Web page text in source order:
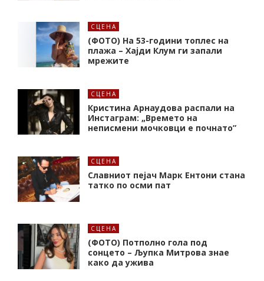
СЦЕНА
(ФОТО) На 53-години топлес на
плажа – Хајди Клум ги запали
мрежите
СЦЕНА
Кристина Арнаудова распали на
Инстаграм: „Времето на
неписмени мочковци е почнато”
СЦЕНА
Славниот пејач Марк Ентони стана
татко по осми пат
СЦЕНА
(ФОТО) Потполно гола под
сонцето – Љупка Митрова знае
како да ужива